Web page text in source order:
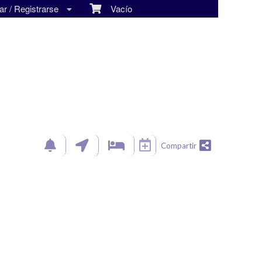
Vacío
/ Registrarse
Compartir